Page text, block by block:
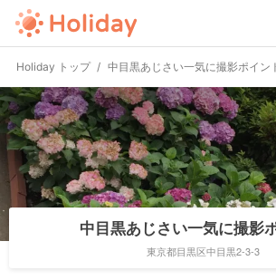
Holiday トップ 中目黒あじさい一気に撮影ポイン
中目黒あじさい一気に撮影
東京都目黒区中目黒2-3-3